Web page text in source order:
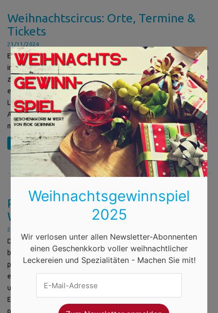
Weihnachtscircus: Orte, Termine &
Tickets
21/11/2024
Es gibt kaum etwas Schöneres, als die besinnliche Weihnachtszeit
im Kreise der Familie zu verbringen. Neben den üblichen Ausflügen
zu Weihnachtsmärkten ist ein Besuch im Weihnachtscircus dabei
ein ganz besonderes Highlight, das nicht nur Kinderaugen zum
Leuchten bringt. Die einzigartige Mischung aus festlicher
Atmosphäre, atemberaubender Artistik und magischen Momenten
macht diese Events zu einem unvergesslichen […]
weiterlesen
Personalisierter Brief vom
Weihnachtsmann
20/11/2024
Die Weihnachtszeit ist eine Zeit voller Magie und Vorfreude –
besonders für Kinder. Was könnte schöner sein, als einen
persönlich adressierten Brief direkt vom Weihnachtsmann zu
erhalten? Ein solches Präsent verbindet Tradition und Kreativität
und sorgt für leuchtende Augen und unvergessliche Momente.
Erfahren Sie jetzt hier mehr über dieses einzigartige und
personalisierbare Geschenk. Was ist […]
Weihnachtsgewinnspiel
2025
Wir verlosen unter allen Newsletter-Abonnenten
einen Geschenkkorb voller weihnachtlicher
Leckereien und Spezialitäten - Machen Sie mit!
×